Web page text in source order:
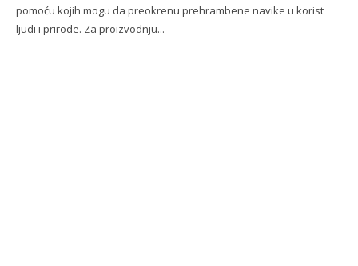
pomoću kojih mogu da preokrenu prehrambene navike u korist
ljudi i prirode. Za proizvodnju...